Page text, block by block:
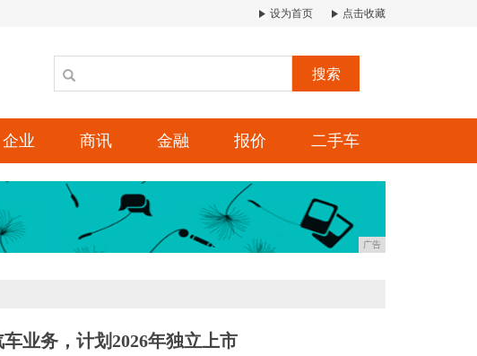
设为首页 点击收藏
搜索
企业 商讯 金融 报价 二手车
广告
业务，计划2026年独立上市